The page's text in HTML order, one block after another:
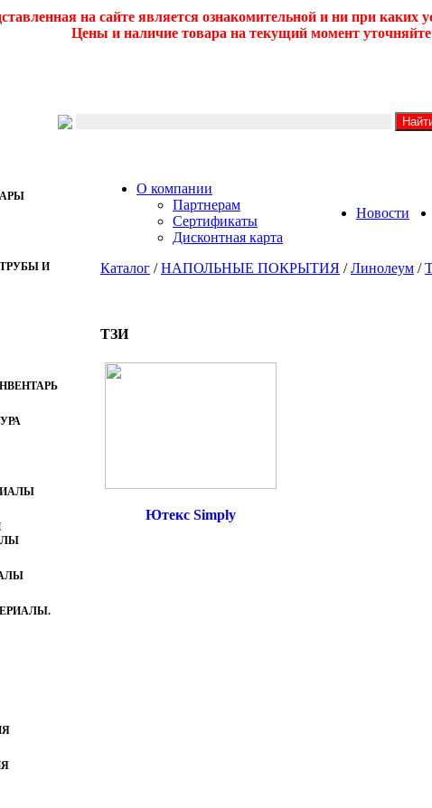
на сайте является ознакомительной и ни при
Цены и наличие товара на текущий момент уточняйте
И
О компании
Партнерам
Сертификаты
Дисконтная карта
Новости
Каталог /НАПОЛЬНЫЕ ПОКРЫТИЯ /Линолеум /
ТЗИ
Ютекс Simply